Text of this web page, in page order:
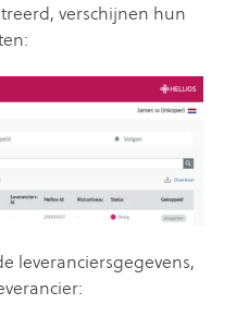
verschijnen hun
leveranciersgegevens,